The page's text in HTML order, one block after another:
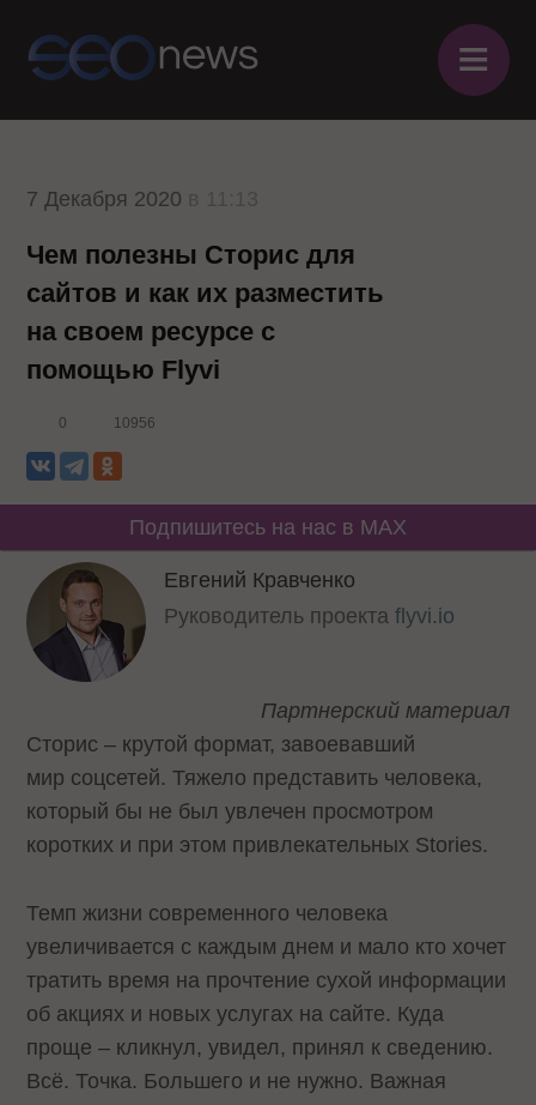
≡
7 Декабря 2020
Чем полезны Сторис для
сайтов и как их разместить
на своем ресурсе с
помощью Flyvi
0 10956
Подпишитесь на нас в MAX
Евгений Кравченко
Руководитель проектаflyvi.io
Партнерский материал
Сторис – крутой формат, завоевавший
мир соцсетей. Тяжело представить человека,
который бы не был увлечен просмотром
коротких и при этом привлекательных Stories.
Темп жизни современного человека
увеличивается с каждым днем и мало кто хочет
тратить время на прочтение сухой информации
об акциях и новых услугах на сайте. Куда
проще – кликнул, увидел, принял к сведению.
Всё. Точка. Большего и не нужно. Важная